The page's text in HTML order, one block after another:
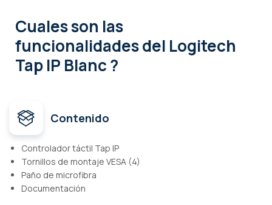
Cuales son las
funcionalidadesdel Logitech
Tap IP Blanc ?
Contenido
Controlador táctil Tap IP
Tornillos de montaje VESA (4)
Paño de microfibra
Documentación